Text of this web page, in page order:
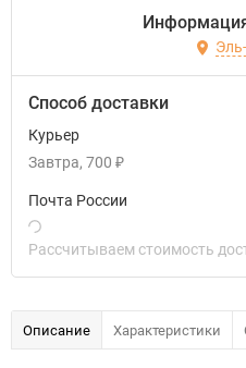
Способ доставки
Курьер
Завтра 700 ₽
Почта России
Рассчитываем стоимость
Описание Характеристики